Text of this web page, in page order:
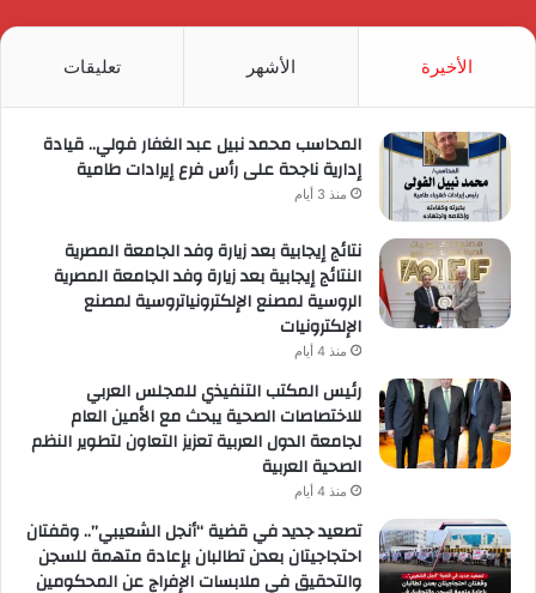
الأخيرة الأشهر تعليقات
المحاسب محمد نبيل عبد الغفار فولي.. قيادة
إدارية ناجحة على رأس فرع إيرادات طامية
منذ 3 أيام
نتائج إيجابية بعد زيارة وفد الجامعة المصرية
النتائج إيجابية بعد زيارة وفد الجامعة المصرية
الروسية لمصنع الإلكترونياتروسية لمصنع
الإلكترونيات
منذ 4 أيام
رئيس المكتب التنفيذي للمجلس العربي
للاختصاصات الصحية يبحث مع الأمين العام
لجامعة الدول العربية تعزيز التعاون لتطوير النظم
الصحية العربية
منذ 4 أيام
تصعيد جديد في قضية “أنجل الشعيبي”.. وقفتان
احتجاجيتان بعدن تطالبان بإعادة متهمة للسجن
والتحقيق في ملابسات الإفراج عن المحكومين